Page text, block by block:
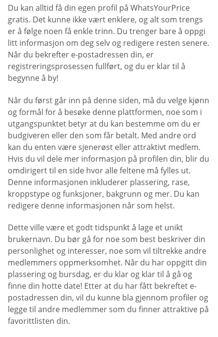
Du kan alltid få din egen profil på WhatsYourPrice
gratis. Det kunne ikke vært enklere, og alt som trengs
er å følge noen få enkle trinn. Du trenger bare å oppgi
litt informasjon om deg selv og redigere resten senere.
Når du bekrefter e-postadressen din, er
registreringsprosessen fullført, og du er klar til å
begynne å by!
Når du først går inn på denne siden, må du velge kjønn
og formål for å besøke denne plattformen, noe som i
utgangspunktet betyr at du kan bestemme om du er
budgiveren eller den som får betalt. Med andre ord
kan du enten være sjenerøst eller attraktivt medlem.
Hvis du vil dele mer informasjon på profilen din, blir du
omdirigert til en side hvor alle feltene må fylles ut.
Denne informasjonen inkluderer plassering, rase,
kroppstype og funksjoner, bakgrunn og mer. Du kan
redigere denne informasjonen når som helst.
Dette ville være et godt tidspunkt å lage et unikt
brukernavn. Du bør gå for noe som best beskriver din
personlighet og interesser, noe som vil tiltrekke andre
medlemmers oppmerksomhet. Når du har oppgitt din
plassering og bursdag, er du klar og klar til å gå og
finne din hotte date! Etter at du har fått bekreftet e-
postadressen din, vil du kunne bla gjennom profiler og
legge til andre medlemmer som du finner attraktive på
favorittlisten din.